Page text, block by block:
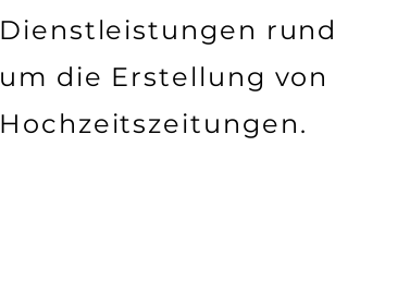
Dienstleistungen rund
um die Erstellung von
Hochzeitszeitungen.